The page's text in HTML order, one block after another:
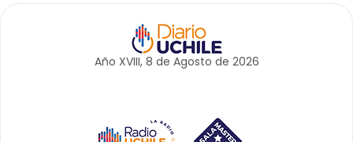
Año XVIII, 8 de Agosto de 2026